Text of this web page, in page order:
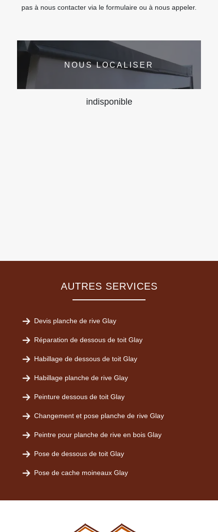
pas à nous contacter via le formulaire ou à nous appeler.
NOUS LOCALISER
indisponible
AUTRES SERVICES
Devis planche de rive Glay
Réparation de dessous de toit Glay
Habillage de dessous de toit Glay
Habillage planche de rive Glay
Peinture dessous de toit Glay
Changement et pose planche de rive Glay
Peintre pour planche de rive en bois Glay
Pose de dessous de toit Glay
Pose de cache moineaux Glay